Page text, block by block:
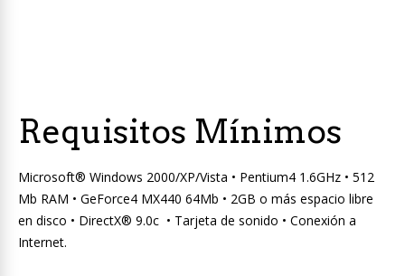
Requisitos Mínimos
Microsoft® Windows 2000/XP/Vista • Pentium4 1.6GHz • 512
Mb RAM • GeForce4 MX440 64Mb • 2GB o más espacio libre
en disco • DirectX® 9.0c • Tarjeta de sonido • Conexión a
Internet.